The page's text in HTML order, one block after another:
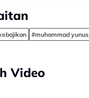
#muhammad yunus
Video